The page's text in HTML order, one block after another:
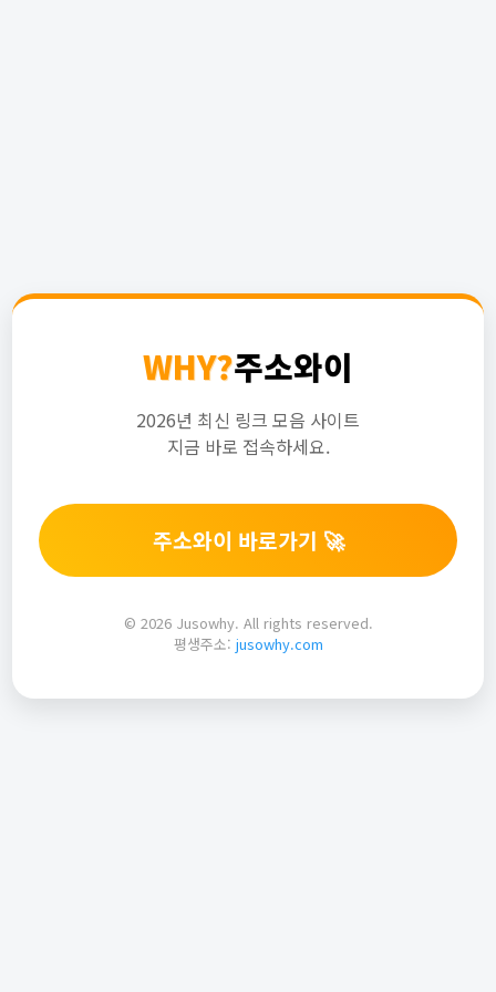
WHY?주소와이
2026년 최신 링크 모음 사이트
지금 바로 접속하세요.
주소와이 바로가기 🚀
© 2026 Jusowhy. All rights reserved.
평생주소: jusowhy.com